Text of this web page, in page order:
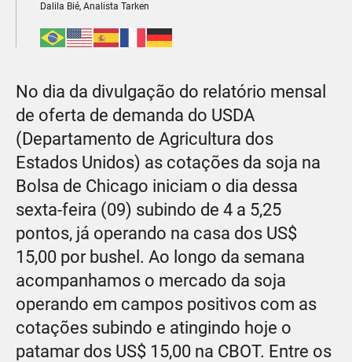
Dalila Bié, Analista Tarken
No dia da divulgação do relatório mensal
de oferta de demanda do USDA
(Departamento de Agricultura dos
Estados Unidos) as cotações da soja na
Bolsa de Chicago iniciam o dia dessa
sexta-feira (09) subindo de 4 a 5,25
pontos, já operando na casa dos US$
15,00 por bushel. Ao longo da semana
acompanhamos o mercado da soja
operando em campos positivos com as
cotações subindo e atingindo hoje o
patamar dos US$ 15,00 na CBOT. Entre os